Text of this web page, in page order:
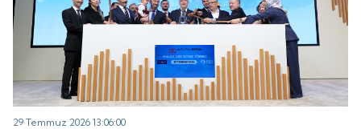
29 Temmuz 2026 13:06:00